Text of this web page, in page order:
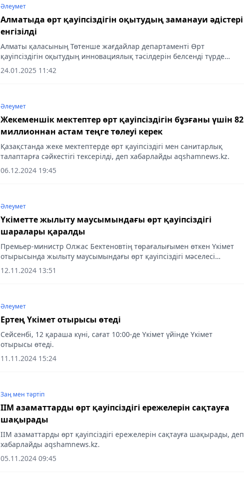
Әлеумет
Алматыда өрт қауіпсіздігін оқытудың заманауи әдістері
енгізілді
Алматы қаласының Төтенше жағдайлар департаменті Өрт
қауіпсіздігін оқытудың инновациялық тәсілдерін белсенді түрде
енгізіп, профилактикалық жұмысты барлық жас топтары үшін
қызықты әрі қолжетімді...
24.01.2025 11:42
Әлеумет
Жекеменшік мектептер өрт қауіпсіздігін бұзғаны үшін 82
миллионнан астам теңге төлеуі керек
Қазақстанда жеке мектептерде өрт қауіпсіздігі мен санитарлық
талаптарға сәйкестігі тексерілді, деп хабарлайды aqshamnews.kz.
06.12.2024 19:45
Әлеумет
Үкіметте жылыту маусымындағы өрт қауіпсіздігі
шаралары қаралды
Премьер-министр Олжас Бектеновтің төрағалығымен өткен Үкімет
отырысында жылыту маусымындағы өрт қауіпсіздігі мәселесі
қаралды.
12.11.2024 13:51
Әлеумет
Ертең Үкімет отырысы өтеді
Сейсенбі, 12 қараша күні, сағат 10:00-де Үкімет үйінде Үкімет
отырысы өтеді.
11.11.2024 15:24
Заң мен тəртіп
ІІМ азаматтарды өрт қауіпсіздігі ережелерін сақтауға
шақырады
ІІМ азаматтарды өрт қауіпсіздігі ережелерін сақтауға шақырады, деп
хабарлайды aqshamnews.kz.
05.11.2024 09:45